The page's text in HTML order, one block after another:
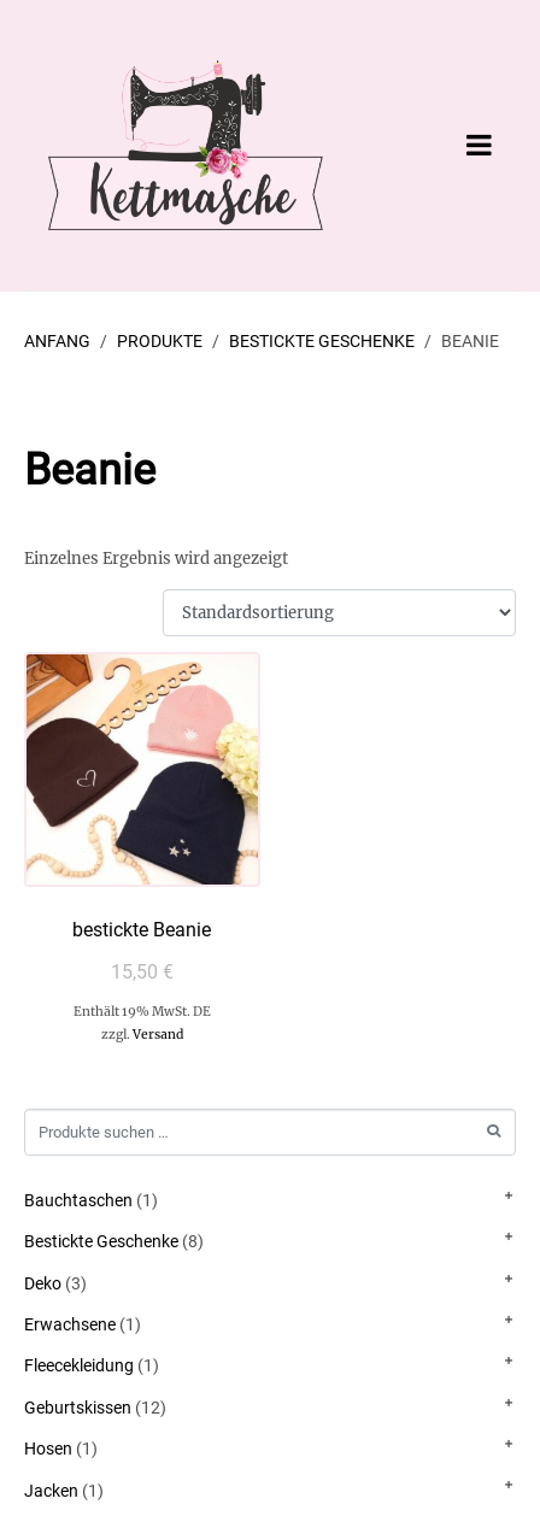
ANFANG PRODUKTE BESTICKTE GESCHENKE BEANIE
Beanie
Einzelnes Ergebnis wird angezeigt
bestickte Beanie
15,50 €
Enthält 19% MwSt. DE
zzgl.Versand
Bauchtaschen (1)
Bestickte Geschenke (8)
Deko (3)
Erwachsene (1)
Fleecekleidung (1)
Geburtskissen (12)
Hosen (1)
Jacken (1)